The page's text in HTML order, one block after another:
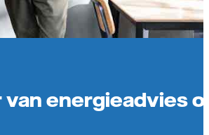
energieadvies